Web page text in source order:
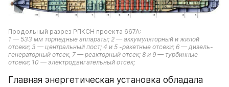
Продольный разрез РПКСН проекта 667А:
1 — 533 мм торпедные аппараты; 2 — аккумуляторный и жилой
отсеки; 3 — центральный пост; 4 и 5 -ракетные отсеки; 6 — дизель-
генераторный отсек, 7 — реакторный отсек; 8 и 9 — турбинные
отсеки; 10 — электродвигательный отсек;
Главная энергетическая установка обладала